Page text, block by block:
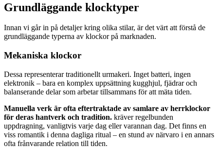
Grundläggande klocktyper
Innan vi går in på detaljer kring olika stilar, är det värt att förstå de
grundläggande typerna av klockor på marknaden.
Mekaniska klockor
Dessa representerar traditionellt urmakeri. Inget batteri, ingen
elektronik – bara en komplex uppsättning kugghjul, fjädrar och
balanserande delar som arbetar tillsammans för att mäta tiden.
Manuella verk är ofta eftertraktade av samlare av herrklockor
för deras hantverk och tradition. kräver regelbunden
uppdragning, vanligtvis varje dag eller varannan dag. Det finns en
viss romantik i denna dagliga ritual – en stund av närvaro i en annars
ofta frånvarande relation till tiden.